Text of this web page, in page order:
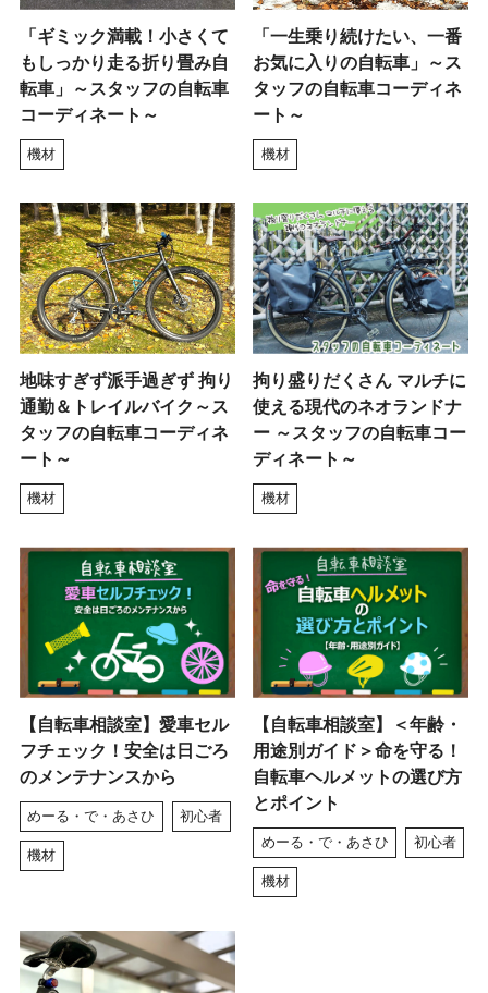
「ギミック満載！小さくて
もしっかり走る折り畳み自
転車」～スタッフの自転車
コーディネート～
機材
「一生乗り続けたい、一番
お気に入りの自転車」～ス
タッフの自転車コーディネ
ート～
機材
地味すぎず派手過ぎず 拘り
通勤＆トレイルバイク～ス
タッフの自転車コーディネ
ート～
機材
拘り盛りだくさん マルチに
使える現代のネオランドナ
ー ～スタッフの自転車コー
ディネート～
機材
【自転車相談室】愛車セル
フチェック！安全は日ごろ
のメンテナンスから
めーる・で・あさひ 初心者
機材
【自転車相談室】＜年齢・
用途別ガイド＞命を守る！
自転車ヘルメットの選び方
とポイント
めーる・で・あさひ 初心者
機材